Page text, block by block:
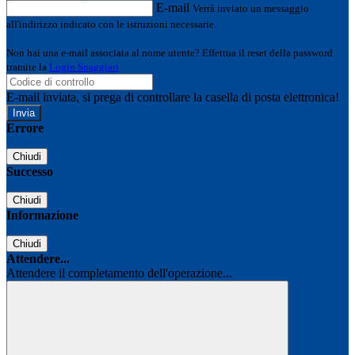
E-mail Verrà inviato un messaggio
all'indirizzo indicato con le istruzioni necessarie.
Non hai una e-mail associata al nome utente? Effettua il reset della password
tramite la Login Spaggiari
E-mail inviata, si prega di controllare la casella di posta elettronica!
Errore
Chiudi
Successo
Chiudi
Informazione
Chiudi
Attendere...
Attendere il completamento dell'operazione...